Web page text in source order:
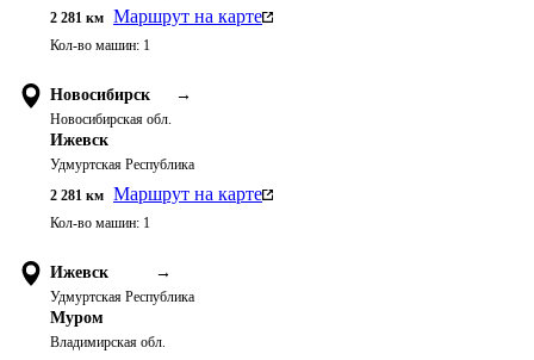
2 281 км Маршрут на карте
Кол-во машин: 1
Новосибирск →
Новосибирская обл.
Ижевск
Удмуртская Республика
2 281 км Маршрут на карте
Кол-во машин: 1
Ижевск →
Удмуртская Республика
Муром
Владимирская обл.